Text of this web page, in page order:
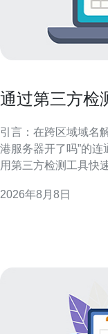
通过第三方检
引言：在跨区域域名
港服务器开了吗”的
用第三方检测工具快
员和站长进行可靠性评估与故
2026年8月8日